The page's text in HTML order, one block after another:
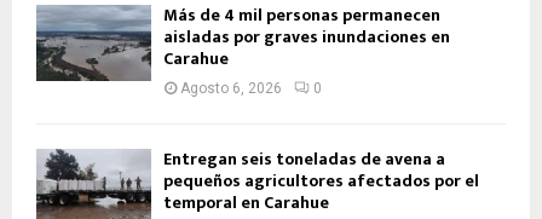
Más de 4 mil personas permanecen
aisladas por graves inundaciones en
Carahue
Agosto 6, 2026 0
Entregan seis toneladas de avena a
pequeños agricultores afectados por el
temporal en Carahue